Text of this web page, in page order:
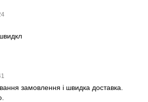
замовлення і швидка доставка.